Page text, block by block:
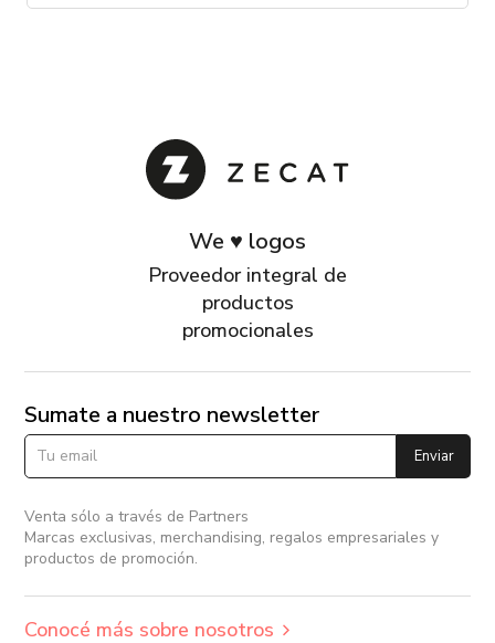
We ♥ logos
Proveedor integral de
productos
promocionales
Sumate a nuestro newsletter
Enviar
Venta sólo a través de Partners
Marcas exclusivas, merchandising, regalos empresariales y
productos de promoción.
Conocé más sobre nosotros